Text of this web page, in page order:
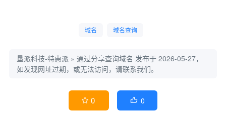
域名 域名查询
垦派科技-特惠派 » 通过分享查询域名 发布于 2026-05-27，
如发现网址过期，或无法访问，请联系我们。
 0  0